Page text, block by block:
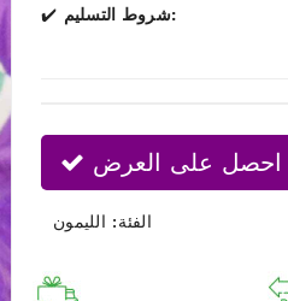
شروط التسليم:
احصل على العرض
الفئة: الليمون